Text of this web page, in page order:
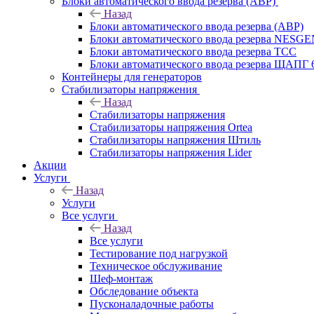
Назад
Блоки автоматического ввода резерва (АВР)
Блоки автоматического ввода резерва
Блоки автоматического ввода резерва ТСС
Блоки автоматического ввода резерва ЩАПГ
Контейнеры для генераторов
Стабилизаторы напряжения
Назад
Стабилизаторы напряжения
Стабилизаторы напряжения Ortea
Стабилизаторы напряжения Штиль
Стабилизаторы напряжения Lider
Акции
Услуги
Назад
Услуги
Все услуги
Назад
Все услуги
Тестирование под нагрузкой
Техническое обслуживание
Шеф-монтаж
Обследование объекта
Пусконаладочные работы